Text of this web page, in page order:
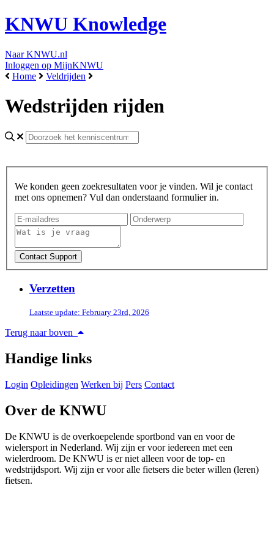
KNWU Knowledge
Naar KNWU.nl
Inloggen op MijnKNWU
Home
Veldrijden
Wedstrijden rijden
We konden geen zoekresultaten voor je vinden. Wil je contact
met ons opnemen? Vul dan onderstaand formulier in.
Verzetten
Laatste update: February 23rd, 2026
Terug naar boven
Handige links
Login Opleidingen Werken bij Pers Contact
Over de KNWU
De KNWU is de overkoepelende sportbond van en voor de
wielersport in Nederland. Wij zijn er voor iedereen met een
wielerdroom. De KNWU is er niet alleen voor de top- en
wedstrijdsport. Wij zijn er voor alle fietsers die beter willen (leren)
fietsen.